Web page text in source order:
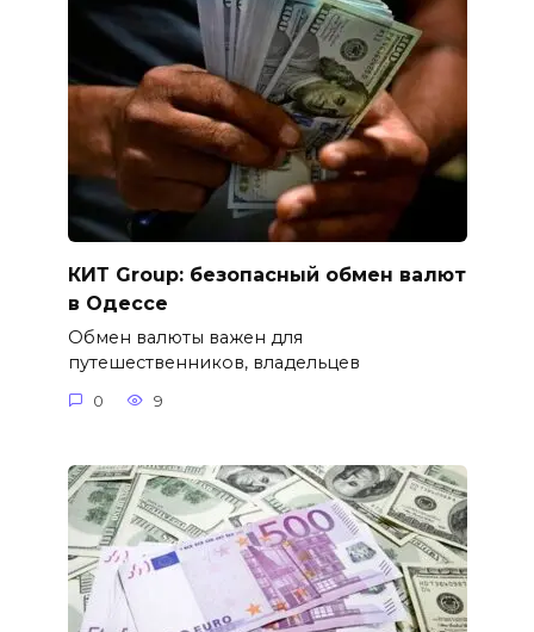
КИТ Group: безопасный обмен валют
в Одессе
Обмен валюты важен для
путешественников, владельцев
0 9